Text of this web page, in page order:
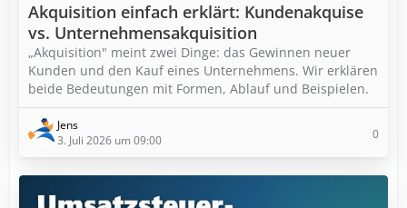
Akquisition einfach erklärt: Kundenakquise
vs. Unternehmensakquisition
„Akquisition" meint zwei Dinge: das Gewinnen neuer
Kunden und den Kauf eines Unternehmens. Wir erklären
beide Bedeutungen mit Formen, Ablauf und Beispielen.
Jens
3. Juli 2026 um 09:00
0